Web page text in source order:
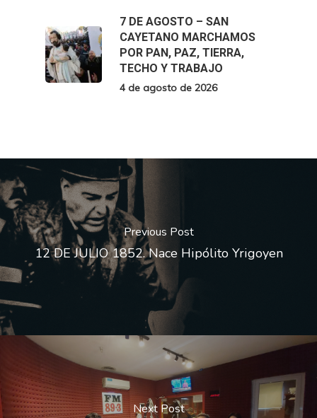
7 DE AGOSTO – SAN
CAYETANO MARCHAMOS
POR PAN, PAZ, TIERRA,
TECHO Y TRABAJO
4 de agosto de 2026
Previous Post
12 DE JULIO 1852. Nace Hipólito Yrigoyen
Next Post